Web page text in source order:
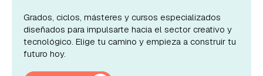
Grados, ciclos, másteres y cursos especializados
diseñados para impulsarte hacia el sector creativo y
tecnológico. Elige tu camino y empieza a construir tu
futuro hoy.